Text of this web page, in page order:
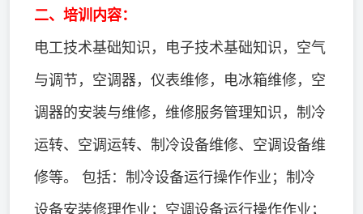
二、培训内容：
电工技术基础知识，电子技术基础知识，空气
与调节，空调器，仪表维修，电冰箱维修，空
调器的安装与维修，维修服务管理知识，制冷
运转、空调运转、制冷设备维修、空调设备维
修等。 包括：制冷设备运行操作作业；制冷
设备安装修理作业；空调设备运行操作作业；